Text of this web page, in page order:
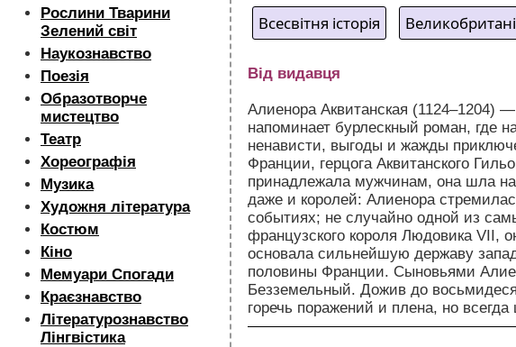
Рослини Тварини
Зелений світ
Наукознавство
Поезія
Образотворче
мистецтво
Театр
Хореографія
Музика
Художня література
Костюм
Кіно
Мемуари Спогади
Краєзнавство
Літературознавство
Лінгвістика
Всесвітня історія
Від видавця
Алиенора Аквитанская (1124–1204)
напоминает бурлескный роман, где
ненависти, выгоды и жажды
Франции, герцога Аквитанского
принадлежала мужчинам, она шла
даже и королей: Алиенора
событиях; не случайно одной из
французского короля Людовика VII,
основала сильнейшую державу
половины Франции. Сыновьями
Безземельный. Дожив до
горечь поражений и плена, но